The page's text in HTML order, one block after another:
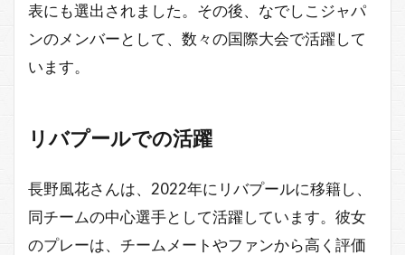
表にも選出されました。その後、なでしこジャパ
ンのメンバーとして、数々の国際大会で活躍して
います。
リバプールでの活躍
長野風花さんは、2022年にリバプールに移籍し、
同チームの中心選手として活躍しています。彼女
のプレーは、チームメートやファンから高く評価